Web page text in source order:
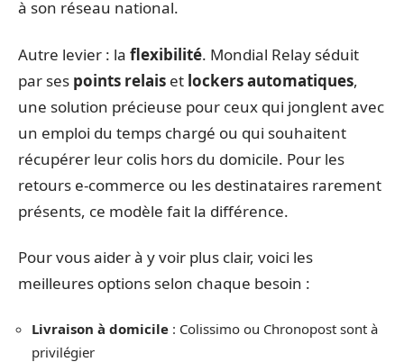
à son réseau national.
Autre levier : la flexibilité. Mondial Relay séduit
par ses points relais et lockers automatiques,
une solution précieuse pour ceux qui jonglent avec
un emploi du temps chargé ou qui souhaitent
récupérer leur colis hors du domicile. Pour les
retours e-commerce ou les destinataires rarement
présents, ce modèle fait la différence.
Pour vous aider à y voir plus clair, voici les
meilleures options selon chaque besoin :
Livraison à domicile : Colissimo ou Chronopost sont à
privilégier